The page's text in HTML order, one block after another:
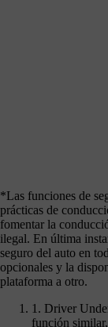
*Las funciones de
prácticas de
fomentar la
ilegal. En última
seguro del auto en
opcionales y la
plataforma a otro.
1. Driver
función